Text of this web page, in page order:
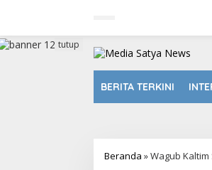
a
BERITA TERKINI
tutup
Beranda »Wagub